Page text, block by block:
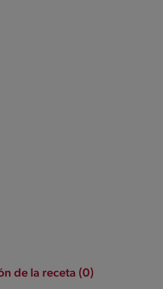
de la receta (0)